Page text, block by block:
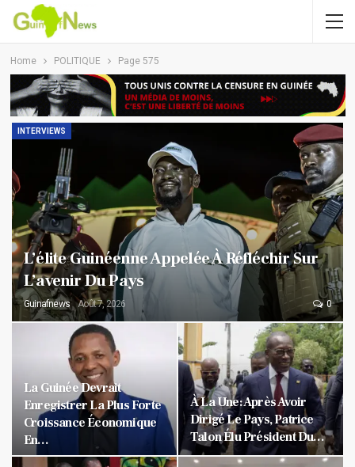
Home POLITIQUE Page 575
INTERVIEWS
L’élite Guinéenne Appelée À Réfléchir Sur
L’avenir Du Pays
Guinafnews Août 7, 2026 0
La Guinée Devrait
Enregistrer La Plus Forte
Croissance Économique
En…
À La Une: Après Avoir
Dirigé Le Pays, Patrice
Talon Élu Président Du…